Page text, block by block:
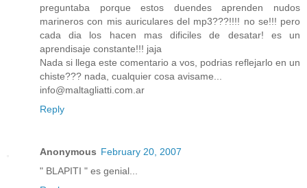
preguntaba porque estos duendes aprenden nudos
marineros con mis auriculares del mp3???!!!! no se!!! pero
cada dia los hacen mas dificiles de desatar! es un
aprendisaje constante!!! jaja
Nada si llega este comentario a vos, podrias reflejarlo en un
chiste??? nada, cualquier cosa avisame...
info@maltagliatti.com.ar
Reply
Anonymous February 20, 2007
" BLAPITI " es genial...